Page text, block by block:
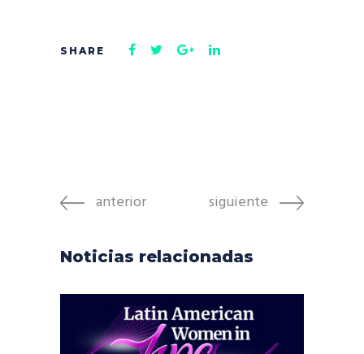
anterior siguiente
Noticias relacionadas